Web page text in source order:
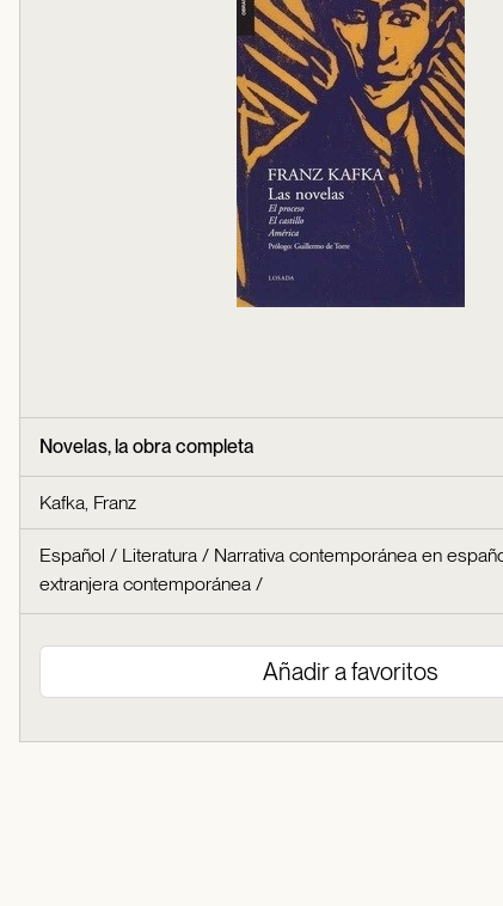
Novelas, la obra completa
Kafka, Franz
Español / Literatura / Narrativa contemporánea en
extranjera contemporánea /
Añadir a favoritos